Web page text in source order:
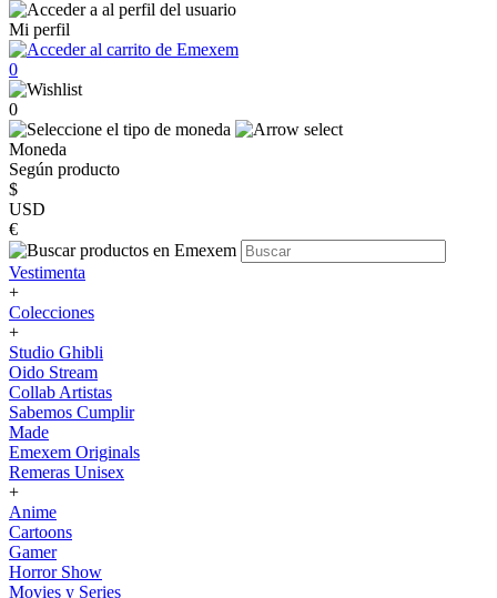
Mi perfil
0
0
Moneda
Según producto
$
USD
€
Vestimenta
+
Colecciones
+
Studio Ghibli
Oido Stream
Collab Artistas
Sabemos Cumplir
Made
Emexem Originals
Remeras Unisex
+
Anime
Cartoons
Gamer
Horror Show
Movies y Series